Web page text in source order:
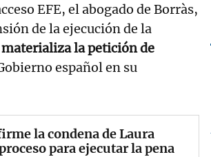
EFE, el abogado de Borràs,
de la ejecución de la
la petición de
español en su
la condena de Laura
para ejecutar la pena